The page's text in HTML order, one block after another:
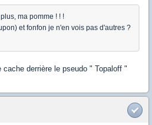
ma pomme ! ! !
et fonfon je n'en vois pas d'autres ?
derrière le pseudo " Topaloff "